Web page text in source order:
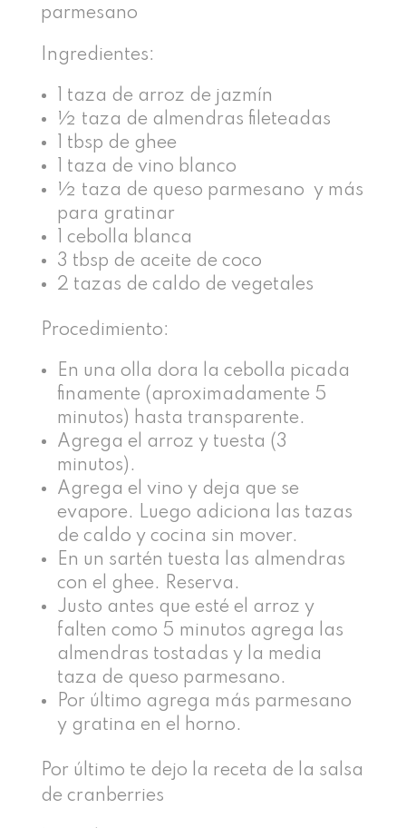
parmesano
Ingredientes:
1 taza de arroz de jazmín
½ taza de almendras fileteadas
1 tbsp de ghee
1 taza de vino blanco
½ taza de queso parmesano y más
para gratinar
1 cebolla blanca
3 tbsp de aceite de coco
2 tazas de caldo de vegetales
Procedimiento:
En una olla dora la cebolla picada
finamente (aproximadamente 5
minutos) hasta transparente.
Agrega el arroz y tuesta (3
minutos).
Agrega el vino y deja que se
evapore. Luego adiciona las tazas
de caldo y cocina sin mover.
En un sartén tuesta las almendras
con el ghee. Reserva.
Justo antes que esté el arroz y
falten como 5 minutos agrega las
almendras tostadas y la media
taza de queso parmesano.
Por último agrega más parmesano
y gratina en el horno.
Por último te dejo la receta de la salsa
de cranberries